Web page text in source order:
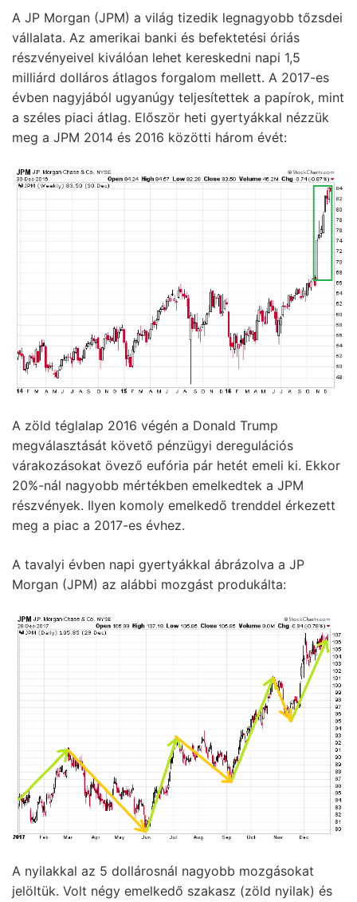
A JP Morgan (JPM) a világ tizedik legnagyobb tőzsdei
vállalata. Az amerikai banki és befektetési óriás
részvényeivel kiválóan lehet kereskedni napi 1,5
milliárd dolláros átlagos forgalom mellett. A 2017-es
évben nagyjából ugyanúgy teljesítettek a papírok, mint
a széles piaci átlag. Először heti gyertyákkal nézzük
meg a JPM 2014 és 2016 közötti három évét:
A zöld téglalap 2016 végén a Donald Trump
megválasztását követő pénzügyi deregulációs
várakozásokat övező eufória pár hetét emeli ki. Ekkor
20%-nál nagyobb mértékben emelkedtek a JPM
részvények. Ilyen komoly emelkedő trenddel érkezett
meg a piac a 2017-es évhez.
A tavalyi évben napi gyertyákkal ábrázolva a JP
Morgan (JPM) az alábbi mozgást produkálta:
A nyilakkal az 5 dollárosnál nagyobb mozgásokat
jelöltük. Volt négy emelkedő szakasz (zöld nyilak) és